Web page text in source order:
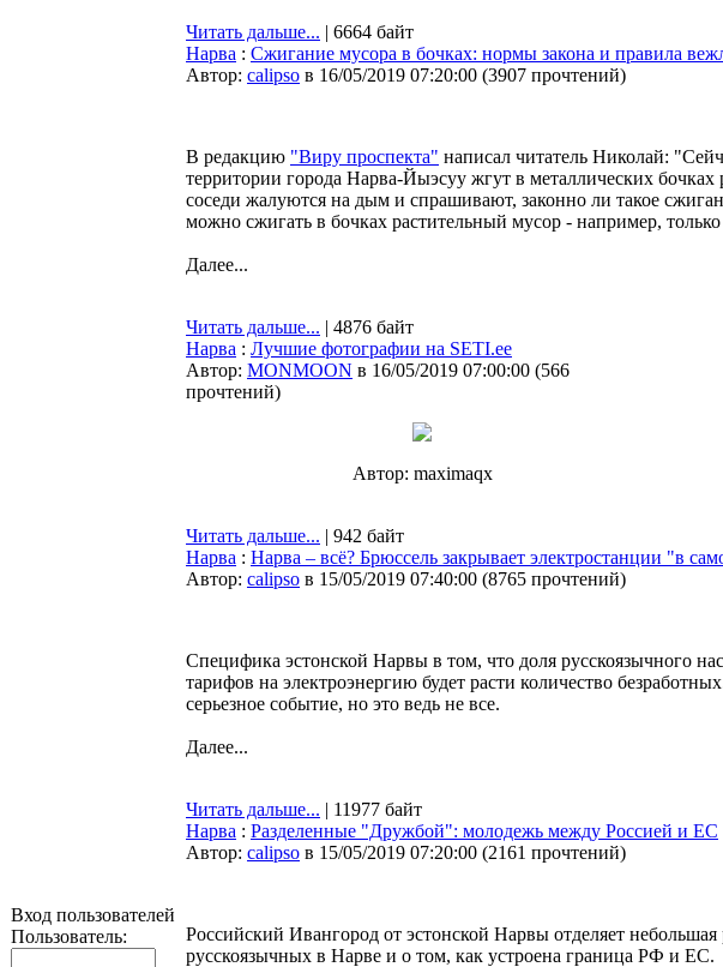
Вход пользователей
Пользователь:
Читать дальше... | 6664 байт
Нарва : Сжигание мусора в бочках: нормы закона и правила
Автор: calipso в 16/05/2019 07:20:00 (3907 прочтений)
В редакцию "Виру проспекта" написал читатель Николай:
территории города Нарва-Йыэсуу жгут в металлических
соседи жалуются на дым и спрашивают, законно ли такое
можно сжигать в бочках растительный мусор - например,
Далее...
Читать дальше... | 4876 байт
Нарва : Лучшие фотографии на SETI.ee
Автор: MONMOON в 16/05/2019 07:00:00 (566
прочтений)
Автор: maximaqx
Читать дальше... | 942 байт
Нарва : Нарва – всё? Брюссель закрывает электростанции "в
Автор: calipso в 15/05/2019 07:40:00 (8765 прочтений)
Специфика эстонской Нарвы в том, что доля русскоязычного
тарифов на электроэнергию будет расти количество
серьезное событие, но это ведь не все.
Далее...
Читать дальше... | 11977 байт
Нарва : Разделенные "Дружбой": молодежь между Россией и ЕС
Автор: calipso в 15/05/2019 07:20:00 (2161 прочтений)
Российский Ивангород от эстонской Нарвы отделяет
русскоязычных в Нарве и о том, как устроена граница РФ и ЕС.